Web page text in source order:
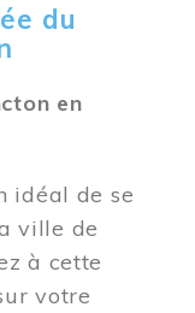
du
en
idéal de se
ville de
à cette
votre